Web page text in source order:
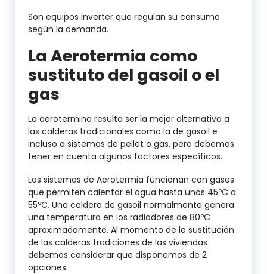
Son equipos inverter que regulan su consumo
según la demanda.
La Aerotermia como
sustituto del gasoil o el
gas
La aerotermina resulta ser la mejor alternativa a
las calderas tradicionales como la de gasoil e
incluso a sistemas de pellet o gas, pero debemos
tener en cuenta algunos factores específicos.
Los sistemas de Aerotermia funcionan con gases
que permiten calentar el agua hasta unos 45ºC a
55ºC. Una caldera de gasoil normalmente genera
una temperatura en los radiadores de 80ºC
aproximadamente. Al momento de la sustitución
de las calderas tradiciones de las viviendas
debemos considerar que disponemos de 2
opciones: